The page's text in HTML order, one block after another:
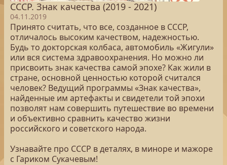
СССР. Знак качества (2019 - 2021)
04.11.2019
Принято считать, что все, созданное в СССР,
отличалось высоким качеством, надежностью.
Будь то докторская колбаса, автомобиль «Жигули»
или вся система здравоохранения. Но можно ли
присвоить знак качества самой эпохе? Как жили в
стране, основной ценностью которой считался
человек? Ведущий программы «Знак качества»,
найденные им артефакты и свидетели той эпохи
позволят нам совершить путешествие во времени
и объективно сравнить качество жизни
российского и советского народа.
Узнавайте про СССР в деталях, в миноре и мажоре
с Гариком Сукачевым!